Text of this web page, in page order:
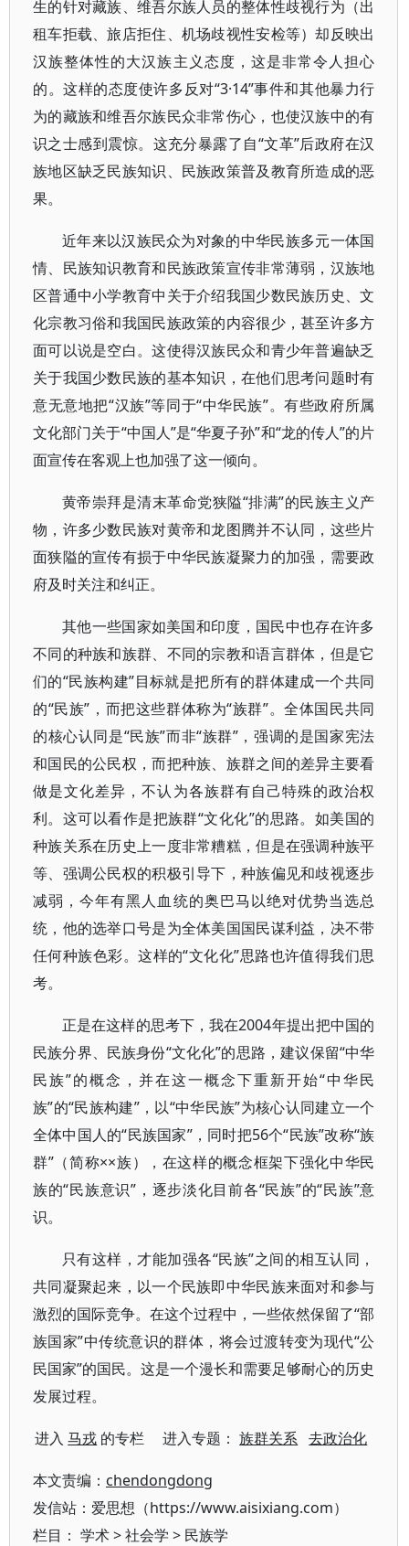
生的针对藏族、维吾尔族人员的整体性歧视行为（出
租车拒载、旅店拒住、机场歧视性安检等）却反映出
汉族整体性的大汉族主义态度，这是非常令人担心
的。这样的态度使许多反对“3·14”事件和其他暴力行
为的藏族和维吾尔族民众非常伤心，也使汉族中的有
识之士感到震惊。这充分暴露了自“文革”后政府在汉
族地区缺乏民族知识、民族政策普及教育所造成的恶
果。
近年来以汉族民众为对象的中华民族多元一体国
情、民族知识教育和民族政策宣传非常薄弱，汉族地
区普通中小学教育中关于介绍我国少数民族历史、文
化宗教习俗和我国民族政策的内容很少，甚至许多方
面可以说是空白。这使得汉族民众和青少年普遍缺乏
关于我国少数民族的基本知识，在他们思考问题时有
意无意地把“汉族”等同于“中华民族”。有些政府所属
文化部门关于“中国人”是“华夏子孙”和“龙的传人”的片
面宣传在客观上也加强了这一倾向。
黄帝崇拜是清末革命党狭隘“排满”的民族主义产
物，许多少数民族对黄帝和龙图腾并不认同，这些片
面狭隘的宣传有损于中华民族凝聚力的加强，需要政
府及时关注和纠正。
其他一些国家如美国和印度，国民中也存在许多
不同的种族和族群、不同的宗教和语言群体，但是它
们的“民族构建”目标就是把所有的群体建成一个共同
的“民族”，而把这些群体称为“族群”。全体国民共同
的核心认同是“民族”而非“族群”，强调的是国家宪法
和国民的公民权，而把种族、族群之间的差异主要看
做是文化差异，不认为各族群有自己特殊的政治权
利。这可以看作是把族群“文化化”的思路。如美国的
种族关系在历史上一度非常糟糕，但是在强调种族平
等、强调公民权的积极引导下，种族偏见和歧视逐步
减弱，今年有黑人血统的奥巴马以绝对优势当选总
统，他的选举口号是为全体美国国民谋利益，决不带
任何种族色彩。这样的“文化化”思路也许值得我们思
考。
正是在这样的思考下，我在2004年提出把中国的
民族分界、民族身份“文化化”的思路，建议保留“中华
民族”的概念，并在这一概念下重新开始“中华民
族”的“民族构建”，以“中华民族”为核心认同建立一个
全体中国人的“民族国家”，同时把56个“民族”改称“族
群”（简称××族），在这样的概念框架下强化中华民
族的“民族意识”，逐步淡化目前各“民族”的“民族”意
识。
只有这样，才能加强各“民族”之间的相互认同，
共同凝聚起来，以一个民族即中华民族来面对和参与
激烈的国际竞争。在这个过程中，一些依然保留了“部
族国家”中传统意识的群体，将会过渡转变为现代“公
民国家”的国民。这是一个漫长和需要足够耐心的历史
发展过程。
进入马戎 的专栏 进入专题：族群关系 去政治化
本文责编： chendongdong
发信站：爱思想（https://www.aisixiang.com）
栏目： 学术>社会学 > 民族学